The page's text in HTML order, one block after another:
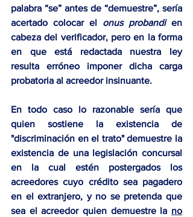
palabra “se” antes de “demuestre”, sería
acertado colocar el onus probandi en
cabeza del verificador, pero en la forma
en que está redactada nuestra ley
resulta erróneo imponer dicha carga
probatoria al acreedor insinuante.
En todo caso lo razonable sería que
quien sostiene la existencia de
"discriminación en el trato" demuestre la
existencia de una legislación concursal
en la cual estén postergados los
acreedores cuyo crédito sea pagadero
en el extranjero, y no se pretenda que
sea el acreedor quien demuestre la no